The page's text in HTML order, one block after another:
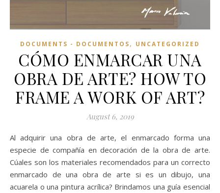
DOCUMENTS - DOCUMENTOS, UNCATEGORIZED
CÓMO ENMARCAR UNA
OBRA DE ARTE? HOW TO
FRAME A WORK OF ART?
August 6, 2019
Al adquirir una obra de arte, el enmarcado forma una
especie de compañía en decoración de la obra de arte.
Cúales son los materiales recomendados para un correcto
enmarcado de una obra de arte si es un dibujo, una
acuarela o una pintura acrílica? Brindamos una guía esencial